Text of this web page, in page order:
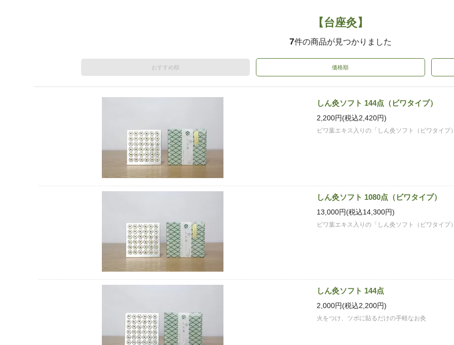
【台座灸】
7件の商品が見つかりました
おすすめ順 価格順
しん灸ソフト 144点（ビワタイプ）
2,200円(税込2,420円)
ビワ葉エキス入りの「しん灸ソフト（ビワタイプ
しん灸ソフト 1080点（ビワタイプ）
13,000円(税込14,300円)
ビワ葉エキス入りの「しん灸ソフト（ビワタイプ
しん灸ソフト 144点
2,000円(税込2,200円)
火をつけ、ツボに貼るだけの手軽なお灸